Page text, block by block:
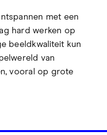
met een
hard werken op
beeldkwaliteit kun
van
vooral op grote